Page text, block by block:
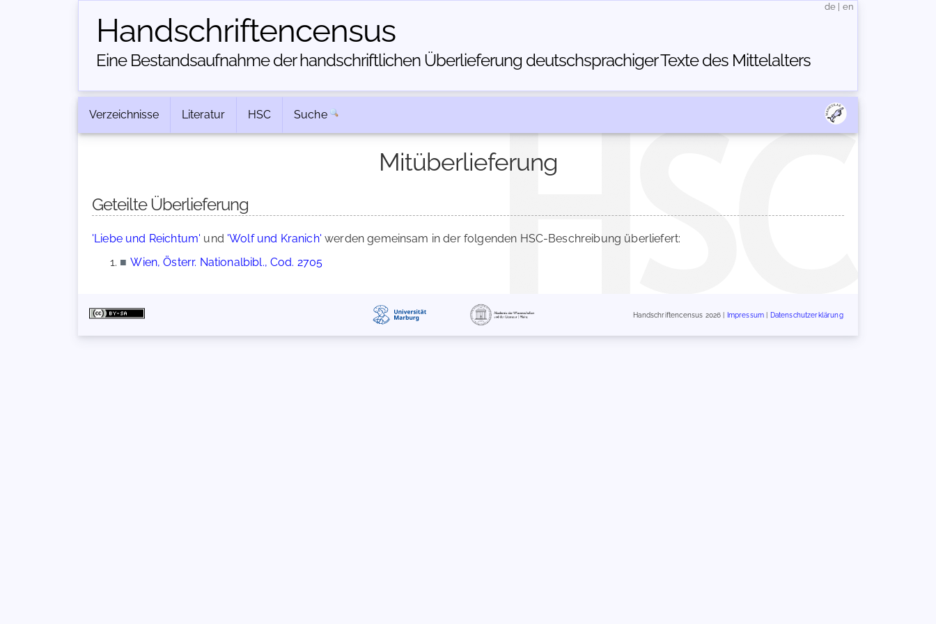
Handschriften­census
Eine Bestandsaufnahme der handschriftlichen Über­lieferung deutschsprachiger Texte des Mittelalters
de en
Verzeichnisse Literatur HSC Suche
Mitüberlieferung
Geteilte Überlieferung
'Liebe und Reichtum' und 'Wolf und Kranich' werden gemeinsam in der folgenden HSC-Beschreibung überliefert:
■ Wien, Österr. Nationalbibl., Cod. 2705
Handschriftencensus 2026 | Impressum Datenschutzerklärung